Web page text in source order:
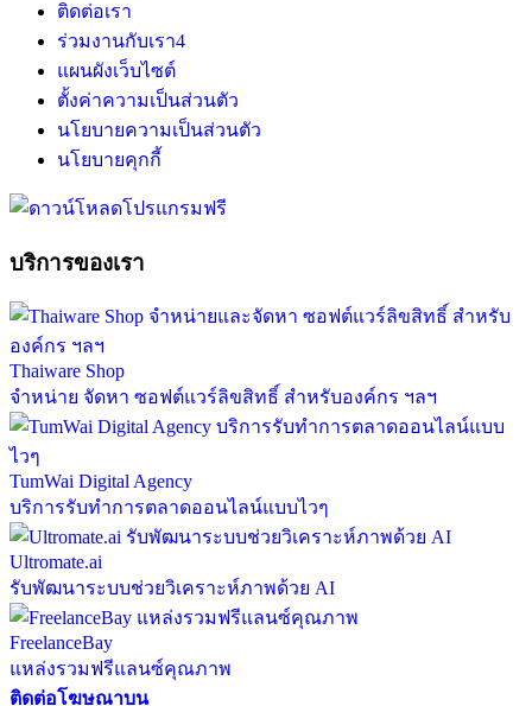
ติดต่อเรา
ร่วมงานกับเรา4
แผนผังเว็บไซต์
ตั้งค่าความเป็นส่วนตัว
นโยบายความเป็นส่วนตัว
นโยบายคุกกี้
บริการของเรา
Thaiware Shop
จำหน่าย จัดหา ซอฟต์แวร์ลิขสิทธิ์ สำหรับองค์กร ฯลฯ
TumWai Digital Agency
บริการรับทำการตลาดออนไลน์แบบไวๆ
Ultromate.ai
รับพัฒนาระบบช่วยวิเคราะห์ภาพด้วย AI
FreelanceBay
แหล่งรวมฟรีแลนซ์คุณภาพ
ติดต่อโฆษณาบน